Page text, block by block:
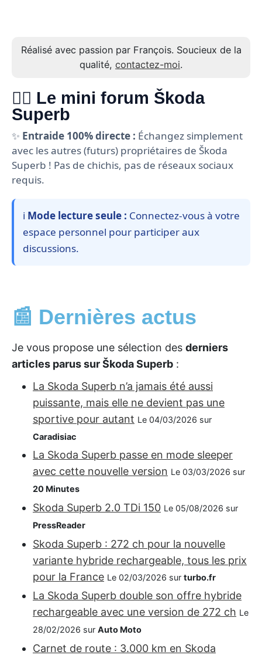
Réalisé avec passion par François. Soucieux de la
qualité, contactez-moi.
🙋‍♂️ Le mini forum Škoda
Superb
✨ Entraide 100% directe : Échangez simplement
avec les autres (futurs) propriétaires de Škoda
Superb ! Pas de chichis, pas de réseaux sociaux
requis.
ℹ️ Mode lecture seule : Connectez-vous à votre
espace personnel pour participer aux
discussions.
📰 Dernières actus
Je vous propose une sélection des derniers
articles parus sur Škoda Superb :
La Skoda Superb n’a jamais été aussi
puissante, mais elle ne devient pas une
sportive pour autant Le 04/03/2026 sur
Caradisiac
La Skoda Superb passe en mode sleeper
avec cette nouvelle version Le 03/03/2026 sur
20 Minutes
Skoda Superb 2.0 TDi 150 Le 05/08/2026 sur
PressReader
Skoda Superb : 272 ch pour la nouvelle
variante hybride rechargeable, tous les prix
pour la France Le 02/03/2026 sur turbo.fr
La Skoda Superb double son offre hybride
rechargeable avec une version de 272 ch Le
28/02/2026 sur Auto Moto
Carnet de route : 3.000 km en Skoda